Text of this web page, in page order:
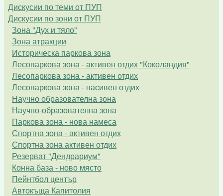
Дискусии по теми от ПУП
Дискусии по зони от ПУП
Зона "Дух и тяло"
Зона атракции
Историческа паркова зона
Лесопаркова зона - активен отдих "Коколандия"
Лесопаркова зона - активен отдих
Лесопаркова зона - пасивен отдих
Научно образователна зона
Научно-образователна зона
Паркова зона - нова намеса
Спортна зона - активен отдих
Спортна зона активен отдих
Резерват "Дендрариум"
Конна база - ново място
Пейнтбол център
Автокъща Капитолия